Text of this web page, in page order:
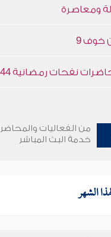
ومعاصرة
خوف 9
نفحات رمضانية 1444هـ
من الفعاليات
خدمة البث المباشر
الشهر